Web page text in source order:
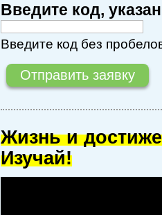
Введите код,
Введите код без
Жизнь и
Изучай!